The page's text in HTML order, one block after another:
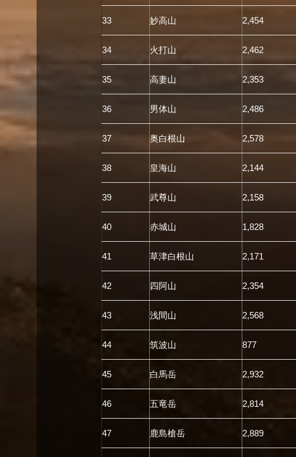
33 妙高山 2,454
34 火打山 2,462
35 高妻山 2,353
36 男体山 2,486
37 奥白根山 2,578
38 皇海山 2,144
39 武尊山 2,158
40 赤城山 1,828
41 草津白根山 2,171
42 四阿山 2,354
43 浅間山 2,568
44 筑波山 877
45 白馬岳 2,932
46 五竜岳 2,814
47 鹿島槍岳 2,889